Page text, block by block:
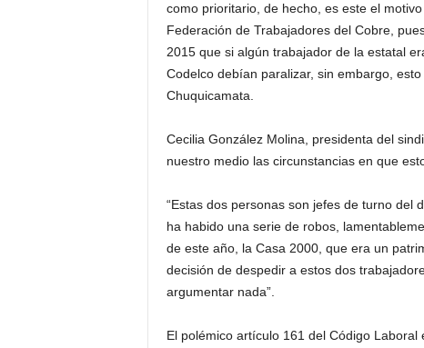
como prioritario, de hecho, es este el
Federación de Trabajadores del Cobre,
2015 que si algún trabajador de la estatal
Codelco debían paralizar, sin embargo,
Chuquicamata.
Cecilia González Molina, presidenta del
nuestro medio las circunstancias en que
“Estas dos personas son jefes de turno del
ha habido una serie de robos,
de este año, la Casa 2000, que era un
decisión de despedir a estos dos
argumentar nada”.
El polémico artículo 161 del Código